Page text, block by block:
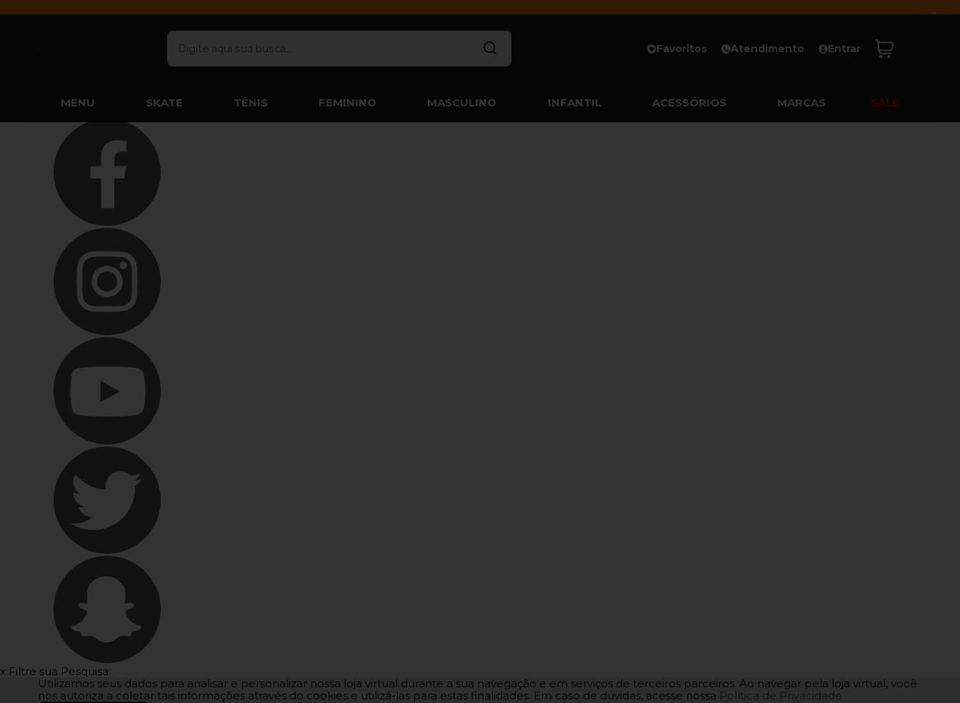
x Filtre sua Pesquisa:
Utilizamos seus dados para analisar e personalizar nossa loja virtual durante a sua navegação e em serviços de terceiros parceiros. Ao navegar pela loja virtual, você
nos autoriza a coletar tais informações através do cookies e utilizá-las para estas finalidades. Em caso de dúvidas, acesse nossa Política de Privacidade
x
Favoritos Atendimento Entrar
MENU SKATE TÊNIS FEMININO MASCULINO INFANTIL ACESSÓRIOS MARCAS SALE